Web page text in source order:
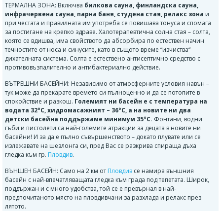
ТЕРМАЛНА ЗОНА: Включва билкова сауна, финландска сауна,
инфрачервена сауна, парна баня, студена стая, релакс зона и
при честата и правилната им употреба се повишава тонуса и спомага
за постигане на крепко здраве. Халотерапевтична солна стая – солта,
която се вдишва, има свойството да абсорбира по естествен начин
течностите от носа и синусите, като в същото време “изчиства“
дихателната система. Солта е естествено антисептично средство с
противовъзпалително и антибактериално действие.
ВЪТРЕШНИ БАСЕЙНИ: Независимо от атмосферните условия навън –
тук може да прекарате времето си пълноценно и да се потопите в
спокойствие и разкош. Големият ни басейн е с температура на
водата 32°C, хидромасажният – 36°C, а на новите ни два
детски басейна поддържаме минимум 35°C. Фонтани, водни
гъби и пистолети са най-големите атракции за децата в новите ни
басейни! И за да е пълно съвършенството – докато плувате или се
излежавате на шезлонга си, пред Вас се разкрива спираща дъха
гледка към гр. Пловдив.
ВЪНШЕН БАСЕЙН: Само на 2 км от Пловдив се намира външния
басейн с най-впечатляващата гледка към града под тепетата. Широк,
поддържан и с много удобства, той се е превърнал в най-
предпочитаното място на пловдивчани за разхлада и релакс през
лятото.